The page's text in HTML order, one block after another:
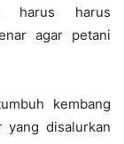
harus harus
agar petani
kembang
yang disalurkan